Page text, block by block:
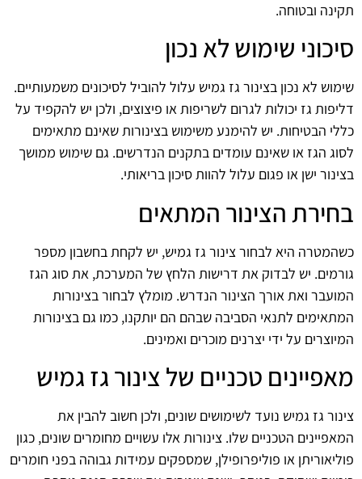
תקינה ובטוחה.
סיכוני שימוש לא נכון
שימוש לא נכון בצינור גז גמיש עלול להוביל לסיכונים משמעותיים.
דליפות גז יכולות לגרום לשריפות או פיצוצים, ולכן יש להקפיד על
כללי הבטיחות. יש להימנע משימוש בצינורות שאינם מתאימים
לסוג הגז או שאינם עומדים בתקנים הנדרשים. גם שימוש ממושך
בצינור ישן או פגום עלול להוות סיכון בריאותי.
בחירת הצינור המתאים
כשהמטרה היא לבחור צינור גז גמיש, יש לקחת בחשבון מספר
גורמים. יש לבדוק את דרישות הלחץ של המערכת, את סוג הגז
המועבר ואת אורך הצינור הנדרש. מומלץ לבחור בצינורות
המתאימים לתנאי הסביבה שבהם הם יותקנו, כמו גם בצינורות
המיוצרים על ידי יצרנים מוכרים ואמינים.
מאפיינים טכניים של צינור גז גמיש
צינור גז גמיש נועד לשימושים שונים, ולכן חשוב להבין את
המאפיינים הטכניים שלו. צינורות אלו עשויים מחומרים שונים, כגון
פוליאוריתן או פוליפרופילן, שמספקים עמידות גבוהה בפני חומרים